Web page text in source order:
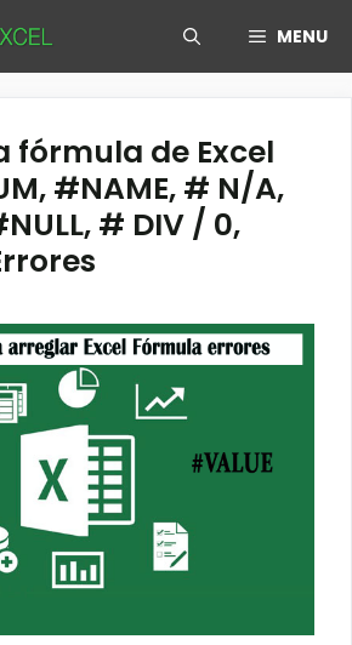
MENU
fórmula de Excel
#NAME, # N/A,
# DIV / 0,